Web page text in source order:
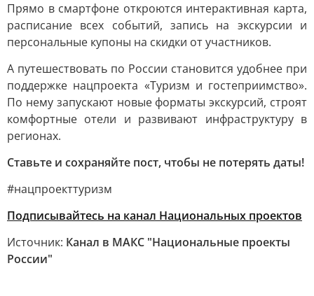
Прямо в смартфоне откроются интерактивная карта,
расписание всех событий, запись на экскурсии и
персональные купоны на скидки от участников.
А путешествовать по России становится удобнее при
поддержке нацпроекта «Туризм и гостеприимство».
По нему запускают новые форматы экскурсий, строят
комфортные отели и развивают инфраструктуру в
регионах.
Ставьте и сохраняйте пост, чтобы не потерять даты!
#нацпроекттуризм
Подписывайтесь на канал Национальных проектов
Источник: Канал в МАКС "Национальные проекты
России"